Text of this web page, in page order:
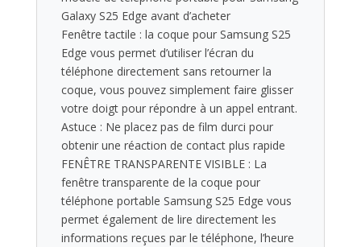
Galaxy S25 Edge avant d’acheter
Fenêtre tactile : la coque pour Samsung S25
Edge vous permet d’utiliser l’écran du
téléphone directement sans retourner la
coque, vous pouvez simplement faire glisser
votre doigt pour répondre à un appel entrant.
Astuce : Ne placez pas de film durci pour
obtenir une réaction de contact plus rapide
FENÊTRE TRANSPARENTE VISIBLE : La
fenêtre transparente de la coque pour
téléphone portable Samsung S25 Edge vous
permet également de lire directement les
informations reçues par le téléphone, l’heure